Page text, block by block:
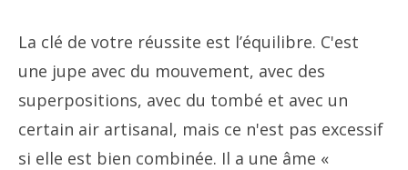
La clé de votre réussite est l’équilibre. C'est
une jupe avec du mouvement, avec des
superpositions, avec du tombé et avec un
certain air artisanal, mais ce n'est pas excessif
si elle est bien combinée. Il a une âme «